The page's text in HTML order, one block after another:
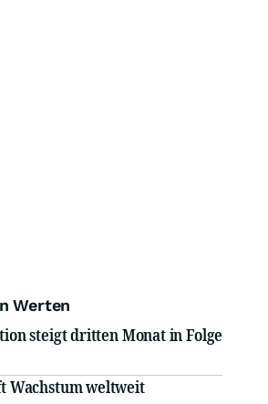
Werten
steigt dritten Monat in Folge
Wachstum weltweit